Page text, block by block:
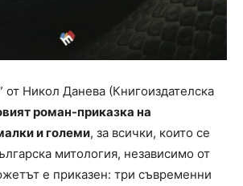
от Никол Данева (Книгоиздателска
роман-приказка на
и големи, за всички, които се
митология, независимо от
е приказен: три съвременни